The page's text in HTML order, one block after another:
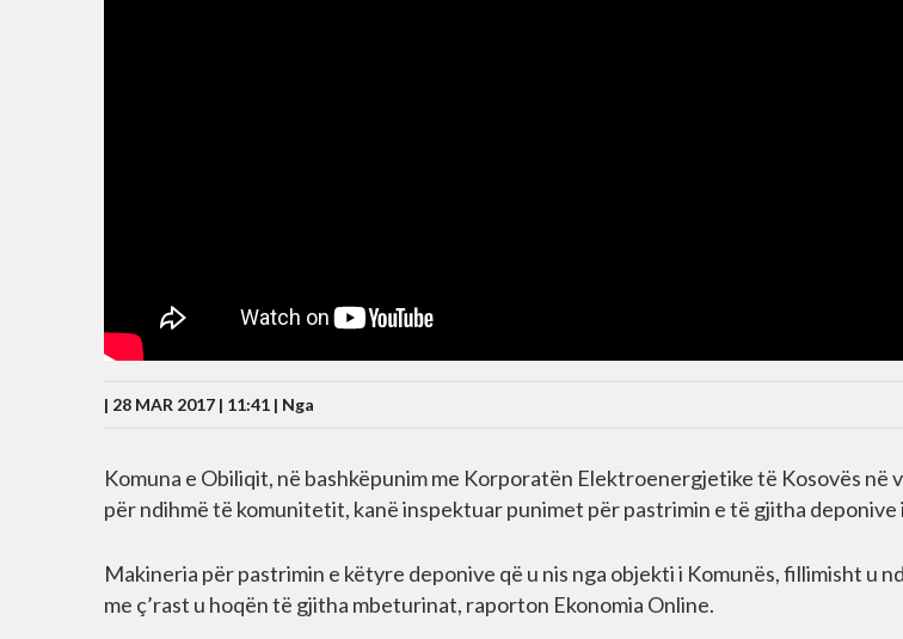
| 28 MAR 2017 | 11:41 | Nga
Komuna e Obiliqit, në bashkëpunim me Korporatën Elektroenergjetike të Kosovës në
për ndihmë të komunitetit, kanë inspektuar punimet për pastrimin e të gjitha deponive
Makineria për pastrimin e këtyre deponive që u nis nga objekti i Komunës, fillimisht u
me ç’rast u hoqën të gjitha mbeturinat, raporton Ekonomia Online.